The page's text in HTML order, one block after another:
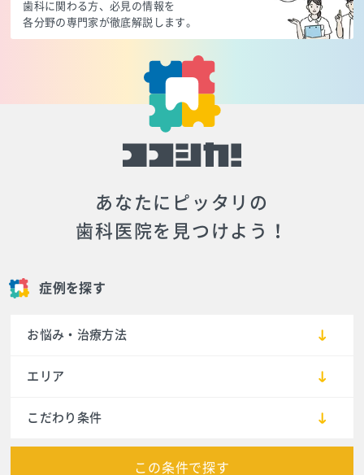
歯科に関わる方、必見の情報を
各分野の専門家が徹底解説します。
あなたにピッタリの
歯科医院を見つけよう！
症例を探す
お悩み・治療方法
エリア
こだわり条件
この条件で探す